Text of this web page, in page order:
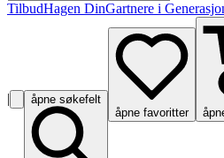
TilbudHagen DinGartnere i
|
åpne søkefelt
åpne favoritter